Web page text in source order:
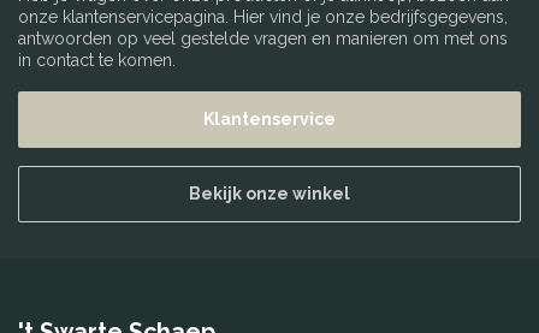
onze klantenservicepagina. Hier vind je onze bedrijfsgegevens,
antwoorden op veel gestelde vragen en manieren om met ons
in contact te komen.
Klantenservice
Bekijk onze winkel